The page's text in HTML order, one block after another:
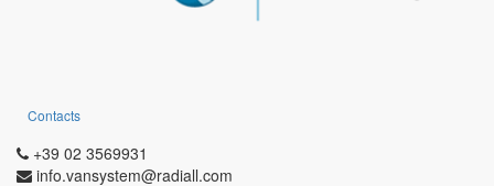
Contacts
+39 02 3569931
info.vansystem@radiall.com